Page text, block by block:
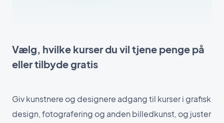
Vælg, hvilke kurser du vil tjene penge på
eller tilbyde gratis
Giv kunstnere og designere adgang til kurser i grafisk
design, fotografering og anden billedkunst, og juster